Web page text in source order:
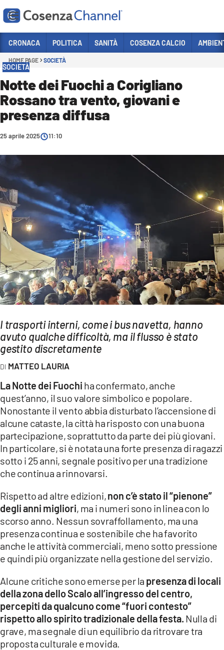
Sezioni
POLITICA
COSENZA CALCIO
ECONOMIA E LAVORO
SPORT
CULTURA
AMBIENTE
Streaming
LAC TV
LAC NETWORK
LAC ONAIR
LaC
Network
LACONAIR.IT
LACITYMAG.IT
ILREGGINO.IT
COSENZACHANNEL.IT
ILVIBONESE.IT
LACAPITALENEWS.IT
App
ANDROID
CRONACA POLITICA SANITÀ COSENZA CALCIO
HOME PAGE SOCIETÀ
SOCIETÀ
Notte dei Fuochi a Corigliano
Rossano tra vento, giovani e
presenza diffusa
25 aprile 2025 11:10
I trasporti interni, come i bus navetta, hanno
avuto qualche difficoltà, ma il flusso è stato
gestito discretamente
MATTEO LAURIA
La Notte dei Fuochi ha confermato, anche
quest’anno, il suo valore simbolico e popolare.
Nonostante il vento abbia disturbato l’accensione di
alcune cataste, la città ha risposto con una buona
partecipazione, soprattutto da parte dei più giovani.
In particolare, si è notata una forte presenza di ragazzi
sotto i 25 anni, segnale positivo per una tradizione
che continua a rinnovarsi.
Rispetto ad altre edizioni,non c’è stato il “pienone”
degli anni migliori, ma i numeri sono in linea con lo
scorso anno. Nessun sovraffollamento, ma una
presenza continua e sostenibile che ha favorito
anche le attività commerciali, meno sotto pressione
e quindi più organizzate nella gestione del servizio.
Alcune critiche sono emerse per la presenza di locali
della zona dello Scalo all’ingresso del centro,
percepiti da qualcuno come “fuori contesto”
rispetto allo spirito tradizionale della festa. Nulla di
grave, ma segnale di un equilibrio da ritrovare tra
proposta culturale e movida.